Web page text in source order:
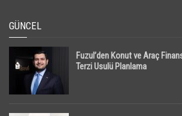
GÜNCEL
Fuzul’den Konut ve Araç
Terzi Usulü Planlama